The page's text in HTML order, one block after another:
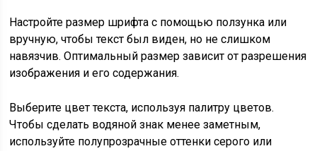
Настройте размер шрифта с помощью ползунка или
вручную, чтобы текст был виден, но не слишком
навязчив. Оптимальный размер зависит от разрешения
изображения и его содержания.
Выберите цвет текста, используя палитру цветов.
Чтобы сделать водяной знак менее заметным,
используйте полупрозрачные оттенки серого или